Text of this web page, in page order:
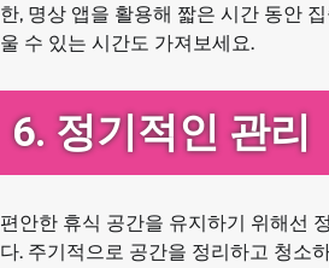
한, 명상 앱을 활용해 짧은 시간 동안
울 수 있는 시간도 가져보세요.
6. 정기적인 관리
편안한 휴식 공간을 유지하기 위해선
다. 주기적으로 공간을 정리하고 청소